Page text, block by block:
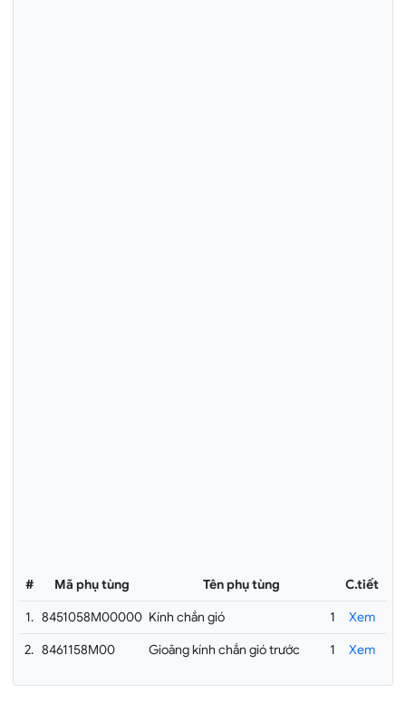
# Mã phụ tùng Tên phụ tùng
C.tiết
1. 8451058M00000 Kính chắn gió 1
Xem
2. 8461158M00 Gioăng kính chắn gió trước 1 Xem